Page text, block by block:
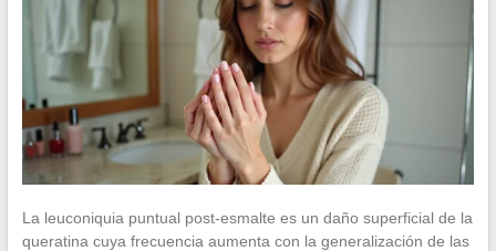
La leuconiquia puntual post-esmalte es un daño superficial de la
queratina cuya frecuencia aumenta con la generalización de las